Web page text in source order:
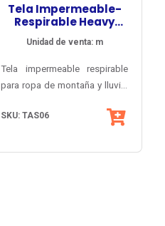
Tela Impermeable-
Respirable Heavy
Smartpore® WR8000
Unidad de venta: m
Tela impermeable respirable
para ropa de montaña y lluvia,
los rayos UV. Apta para
para deportes y trabajo.
SKU: TAS06